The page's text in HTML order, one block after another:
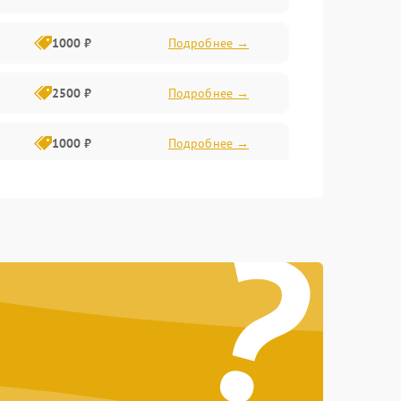
1000 ₽ Подробнее →
2500 ₽ Подробнее →
1000 ₽ Подробнее →
1000 ₽
Подробнее →
?